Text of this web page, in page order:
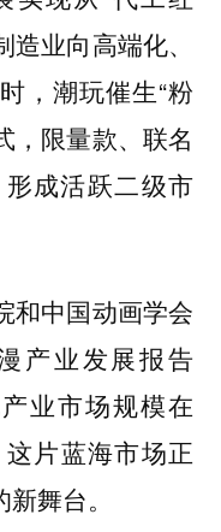
业向高端化、
，潮玩催生“粉
，限量款、联名
成活跃二级市
和中国动画学会
产业发展报告
业市场规模在
片蓝海市场正
舞台。